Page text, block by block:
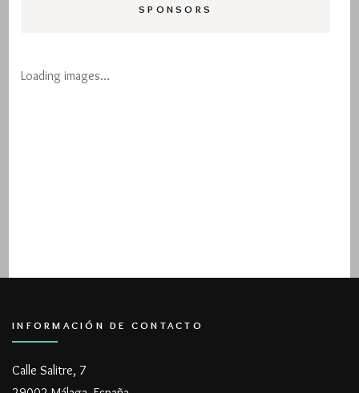
SPONSORS
Loading images…
INFORMACIÓN DE CONTACTO
Calle Salitre, 7